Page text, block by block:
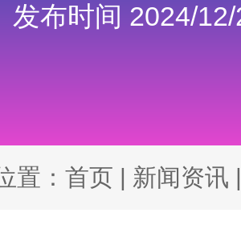
发布时间 2024/
置： 首页 | 新闻资讯 |